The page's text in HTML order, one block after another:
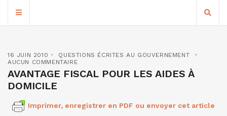
16 JUIN 2010
QUESTIONS ÉCRITES AU GOUVERNEMENT
AUCUN COMMENTAIRE
AVANTAGE FISCAL POUR LES AIDES À
DOMICILE
Imprimer, enregistrer en PDF ou envoyer cet article